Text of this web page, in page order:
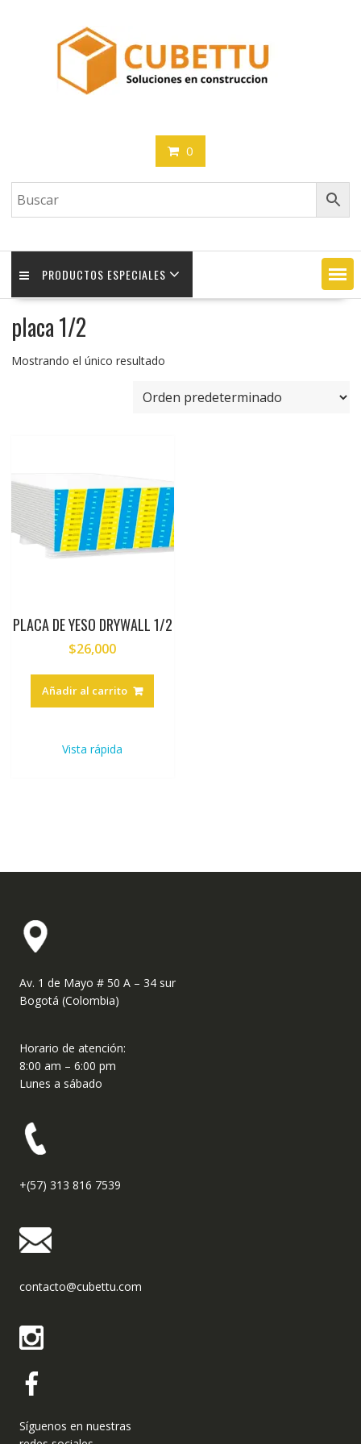
0
PRODUCTOS ESPECIALES
placa 1/2
Mostrando el único resultado
PLACA DE YESO DRYWALL 1/2
$26,000
Añadir al carrito
Vista rápida
Av. 1 de Mayo # 50 A – 34 sur
Bogotá (Colombia)
Horario de atención:
8:00 am – 6:00 pm
Lunes a sábado
+(57) 313 816 7539
contacto@cubettu.com
Síguenos en nuestras